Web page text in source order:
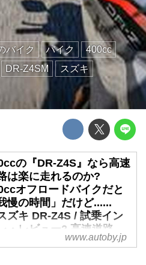
バイク バイク
400cc
DR-Z4SM
スズキ
の『DR-Z4S』なら高速
は楽に走れるのか?
オフロードバイクだと
慢の時間」だけど......
ズキ DR-Z4S / 試乗イン
・レビュー2 高速道路
www.autoby.jp